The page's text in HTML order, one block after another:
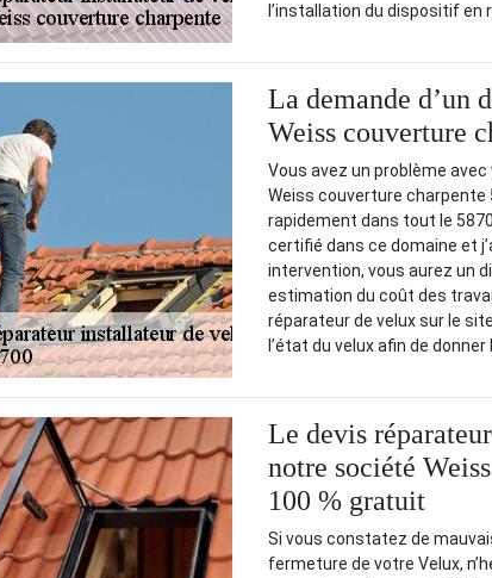
l’installation du dispositif
La demande d’un
Weiss couverture
Vous avez un problème
Weiss couverture charpente
rapidement dans tout le
certifié dans ce domaine et
intervention, vous aurez un
estimation du coût des
réparateur de velux sur le
l’état du velux afin de
Le devis
notre société
100 % gratuit
Si vous constatez de
fermeture de votre Velux,